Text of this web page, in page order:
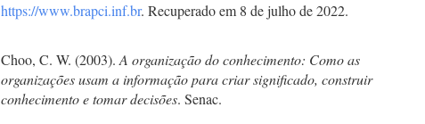
https://www.brapci.inf.br. Recuperado em 8 de julho de 2022.
Choo, C. W. (2003).A organização do conhecimento: Como as
organizações usam a informação para criar significado, construir
conhecimento e tomar decisões. Senac.